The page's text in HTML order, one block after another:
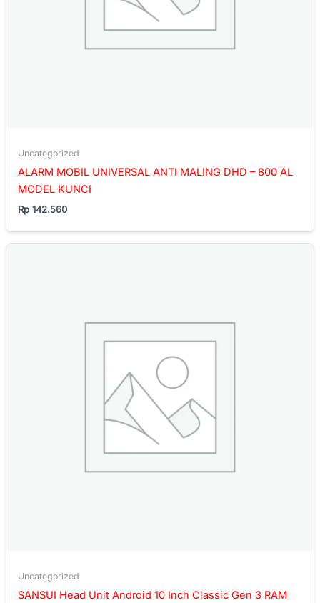
Uncategorized
ALARM MOBIL UNIVERSAL ANTI MALING DHD – 800 AL
MODEL KUNCI
Rp 142.560
Uncategorized
SANSUI Head Unit Android 10 Inch Classic Gen 3 RAM